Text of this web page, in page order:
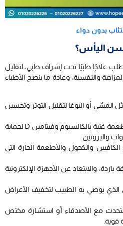
بدون دواء
اليأس؟
علاجًا طبيًا تحت إشراف طبي، لتقليل
والنفسية، وعادة ما ينصح الأطباء
المشي أو اليوغا لتقليل التوتر وتحسين
الغذاء الصحي مثل تناول أطعمة غنية بالكالسيوم وفيتامين D لحماية
والبروتين.
والكحول والأطعمة الحارة التي
باردة، والابتعاد عن الأجهزة الإلكترونية
الذي يوصي به الطبيب لتخفيف الأعراض
مع الأصدقاء أو استشارة مختص
قوية.